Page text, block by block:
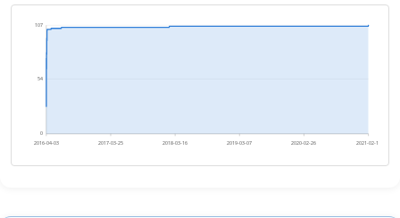
0
54
107
2016-04-03 2017-03-25 2018-03-16 2019-03-07 2020-02-26 2021-02-16